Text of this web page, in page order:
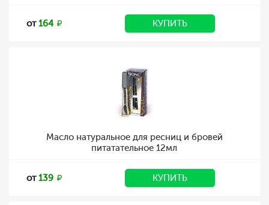
от164 КУПИТЬ
Масло натуральное для ресниц и бровей
питатательное 12мл
от139 КУПИТЬ